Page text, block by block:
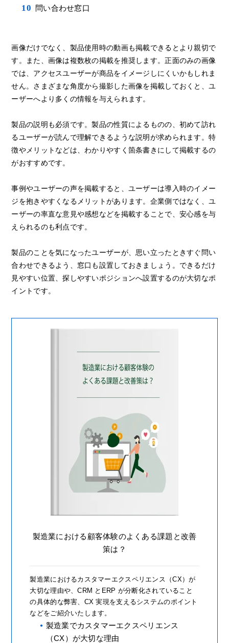
問い合わせ窓口
画像だけでなく、製品使用時の動画も掲載できるとより親切で
す。また、画像は複数枚の掲載を推奨します。正面のみの画像
では、アクセスユーザーが商品をイメージしにくいかもしれま
せん。さまざまな角度から撮影した画像を掲載しておくと、ユ
ーザーへより多くの情報を与えられます。
製品の説明も必須です。製品の性質によるものの、初めて訪れ
るユーザーが読んで理解できるような説明が求められます。特
徴やメリットなどは、わかりやすく箇条書きにして掲載するの
がおすすめです。
事例やユーザーの声を掲載すると、ユーザーは導入時のイメー
ジを抱きやすくなるメリットがあります。企業側ではなく、ユ
ーザーの率直な意見や感想などを掲載することで、安心感を与
えられるのも利点です。
製品のことを気になったユーザーが、思い立ったときすぐ問い
合わせできるよう、窓口も設置しておきましょう。できるだけ
見やすい位置、探しやすいポジションへ設置するのが大切なポ
イントです。
製造業における顧客体験のよくある課題と改善
策は？
製造業におけるカスタマーエクスペリエンス（CX）が
大切な理由や、CRM とERP が分断化されていること
の具体的な弊害、CX 実現を支えるシステムのポイント
などをご紹介いたします。
製造業でカスタマーエクスペリエンス
（CX）が大切な理由